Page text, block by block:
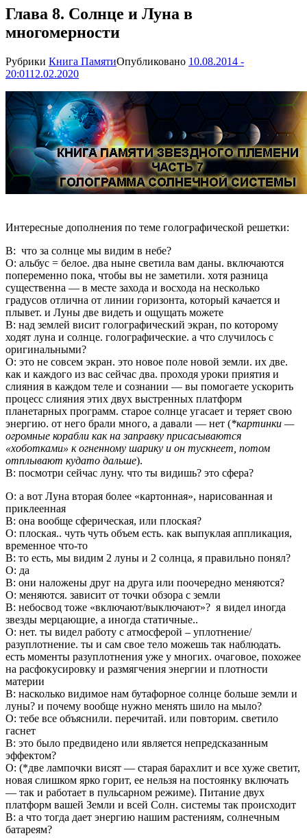
Глава 8. Солнце и Луна в
многомерности
Рубрики Книга ПамятиОпубликовано 10.08.2014 -
20:0112.02.2020
Интересные дополнения по теме голографической решетки:
В: что за солнце мы видим в небе?
О: альбус = белое. два ныне светила вам даны. включаются
попеременно пока, чтобы вы не заметили. хотя разница
существенна — в месте захода и восхода на несколько
градусов отлична от линии горизонта, который качается и
плывет. и Луны две видеть и ощущать можете
В: над землей висит голографический экран, по которому
ходят луна и солнце. голографические. а что случилось с
оригинальными?
О: это не совсем экран. это новое поле новой земли. их две.
как и каждого из вас сейчас два. проходя уроки приятия и
слияния в каждом теле и сознании — вы помогаете ускорить
процесс слияния этих двух выстренных платформ
планетарных программ. старое солнце угасает и теряет свою
энергию. от него брали много, а давали — нет (*картинки —
огромные корабли как на заправку присасываются
«хоботками» к огненному шарику и он тускнеет, потом
отплывают кудато дальше).
В: посмотри сейчас луну. что ты видишь? это сфера?
О: а вот Луна вторая более «картонная», нарисованная и
приклеенная
В: она вообще сферическая, или плоская?
О: плоская.. чуть чуть объем есть. как выпуклая аппликация,
временное что-то
В: то есть, мы видим 2 луны и 2 солнца, я правильно понял?
О: да
В: они наложены друг на друга или поочередно меняются?
О: меняются. зависит от точки обзора с земли
В: небосвод тоже «включают/выключают»? я видел иногда
звезды мерцающие, а иногда статичные..
О: нет. ты видел работу с атмосферой – уплотнение/
разуплотнение. ты и сам свое тело можешь так наблюдать.
есть моменты разуплотнения уже у многих. очаговое, похожее
на расфокусировку и размягчения энергии и плотности
материи
В: насколько видимое нам бутафорное солнце больше земли и
луны? и почему вообще нужно менять шило на мыло?
О: тебе все объяснили. перечитай. или повторим. светило
гаснет
В: это было предвидено или является непредсказанным
эффектом?
О: (*две лампочки висят — старая барахлит и все хуже светит,
новая слишком ярко горит, ее нельзя на постоянку включать
— так и работает в пульсарном режиме). Питание двух
платформ вашей Земли и всей Солн. системы так происходит
В: а что тогда дает энергию нашим растениям, солнечным
батареям?